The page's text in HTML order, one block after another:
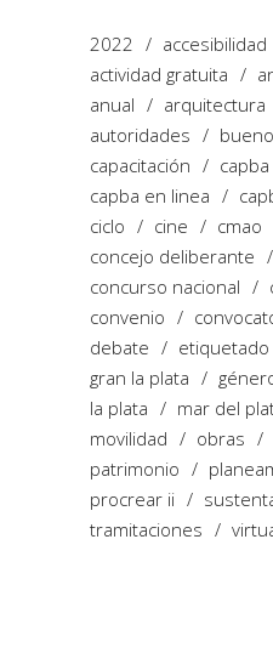
2022
accesibilidad
actividad gratuita
anual
arquitectura
autoridades
capacitación
capba
capba en linea
ciclo
cine cmao
concejo deliberante
concurso nacional
convenio
debate
etiquetado
gran la plata
la plata
mar del
movilidad
obras
patrimonio
procrear ii
tramitaciones